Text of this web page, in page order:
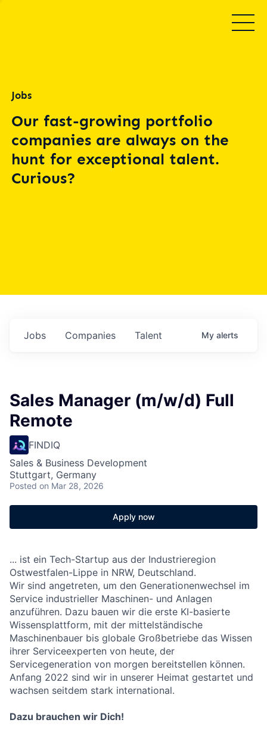
Jobs
Our fast-growing portfolio
companies are always on the
hunt for exceptional talent.
Curious?
Jobs Companies Talent My alerts
Sales Manager (m/w/d) Full
Remote
FINDIQ
Sales & Business Development
Stuttgart, Germany
Posted on Mar 28, 2026
Apply now
... ist ein Tech-Startup aus der Industrieregion
Ostwestfalen-Lippe in NRW, Deutschland.
Wir sind angetreten, um den Generationenwechsel im
Service industrieller Maschinen- und Anlagen
anzuführen. Dazu bauen wir die erste KI-basierte
Wissensplattform, mit der mittelständische
Maschinenbauer bis globale Großbetriebe das Wissen
ihrer Serviceexperten von heute, der
Servicegeneration von morgen bereitstellen können.
Anfang 2022 sind wir in unserer Heimat gestartet und
wachsen seitdem stark international.
Dazu brauchen wir Dich!